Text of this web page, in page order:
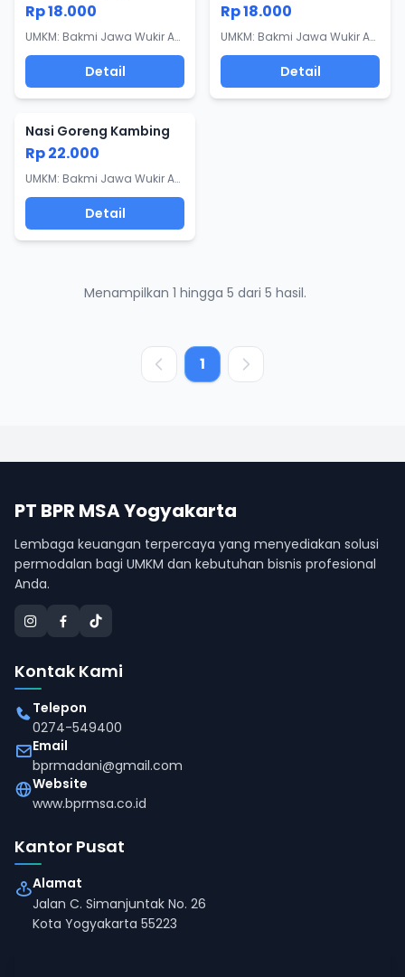
Rp 18.000
UMKM: Bakmi Jawa Wukir Asri
Detail
Rp 18.000
UMKM: Bakmi Jawa Wukir Asri
Detail
Nasi Goreng Kambing
Rp 22.000
UMKM: Bakmi Jawa Wukir Asri
Detail
Menampilkan 1 hingga 5 dari 5 hasil.
1
PT BPR MSA Yogyakarta
Lembaga keuangan terpercaya yang menyediakan solusi
permodalan bagi UMKM dan kebutuhan bisnis profesional
Anda.
Kontak Kami
Telepon
0274-549400
Email
bprmadani@gmail.com
Website
www.bprmsa.co.id
Kantor Pusat
Alamat
Jalan C. Simanjuntak No. 26
Kota Yogyakarta 55223